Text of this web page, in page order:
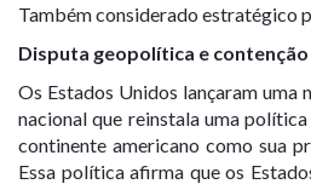
Também considerado estratégico
Disputa geopolítica e
Os Estados Unidos lançaram uma
nacional que reinstala uma
continente americano como sua
Essa política afirma que os